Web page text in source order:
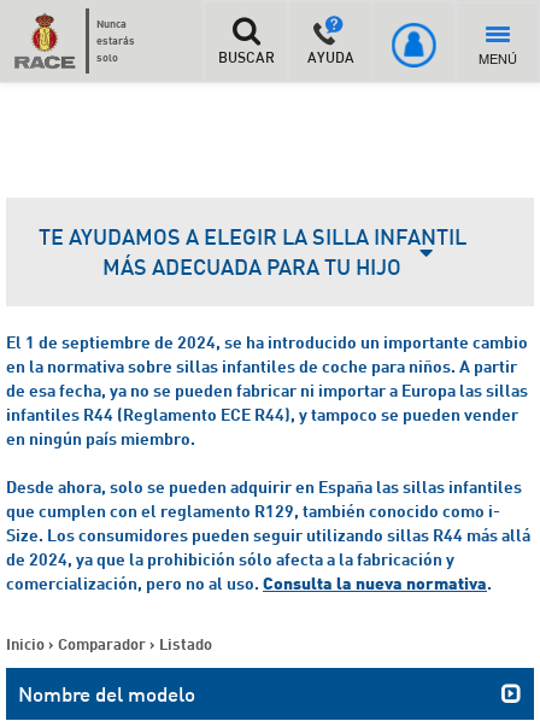
Nunca
estarás
solo
BUSCAR AYUDA MENÚ
TE AYUDAMOS A ELEGIR LA SILLA INFANTIL
MÁS ADECUADA PARA TU HIJO
El 1 de septiembre de 2024, se ha introducido un importante cambio
en la normativa sobre sillas infantiles de coche para niños. A partir
de esa fecha, ya no se pueden fabricar ni importar a Europa las sillas
infantiles R44 (Reglamento ECE R44), y tampoco se pueden vender
en ningún país miembro.
Desde ahora, solo se pueden adquirir en España las sillas infantiles
que cumplen con el reglamento R129, también conocido como i-
Size. Los consumidores pueden seguir utilizando sillas R44 más allá
de 2024, ya que la prohibición sólo afecta a la fabricación y
comercialización, pero no al uso. Consulta la nueva normativa.
Inicio > Comparador > Listado
Nombre del modelo